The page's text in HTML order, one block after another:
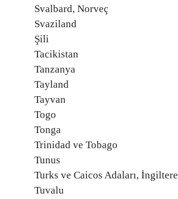
Svalbard, Norveç
Svaziland
Şili
Tacikistan
Tanzanya
Tayland
Tayvan
Togo
Tonga
Trinidad ve Tobago
Tunus
Turks ve Caicos Adaları, İngiltere
Tuvalu